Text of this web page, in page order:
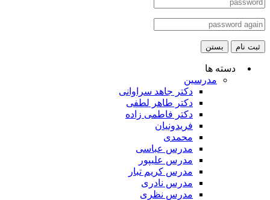
ثبت نام بستن
دسته ها
مدرسین
دکتر جاهد سراوانی
دکتر طاهر لطفی
دکتر فاطمی زاده
فریدونیان
محمدی
مدرس عباسی
مدرس علیپور
مدرس کریم تبار
مدرس نادری
مدرس نظری